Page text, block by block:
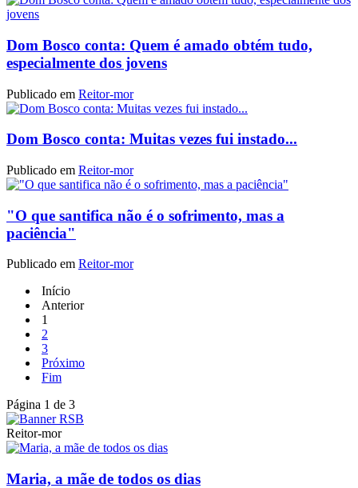
Dom Bosco conta: Quem é amado obtém tudo,
especialmente dos jovens
Publicado em Reitor-mor
Dom Bosco conta: Muitas vezes fui instado...
Publicado em Reitor-mor
"O que santifica não é o sofrimento, mas a
paciência"
Publicado em Reitor-mor
Início
Anterior
1
2
3
Próximo
Fim
Página 1 de 3
Reitor-mor
Maria, a mãe de todos os dias